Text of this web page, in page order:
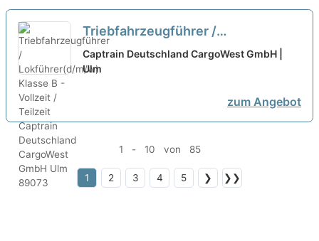
Triebfahrzeugführer /
Lokführer(d/m/w) Klasse B -
Vollzeit / Teilzeit
Captrain Deutschland CargoWest GmbH |
Ulm
zum Angebot
1 - 10 von 85
1 2 3 4 5 ❯ ❯❯